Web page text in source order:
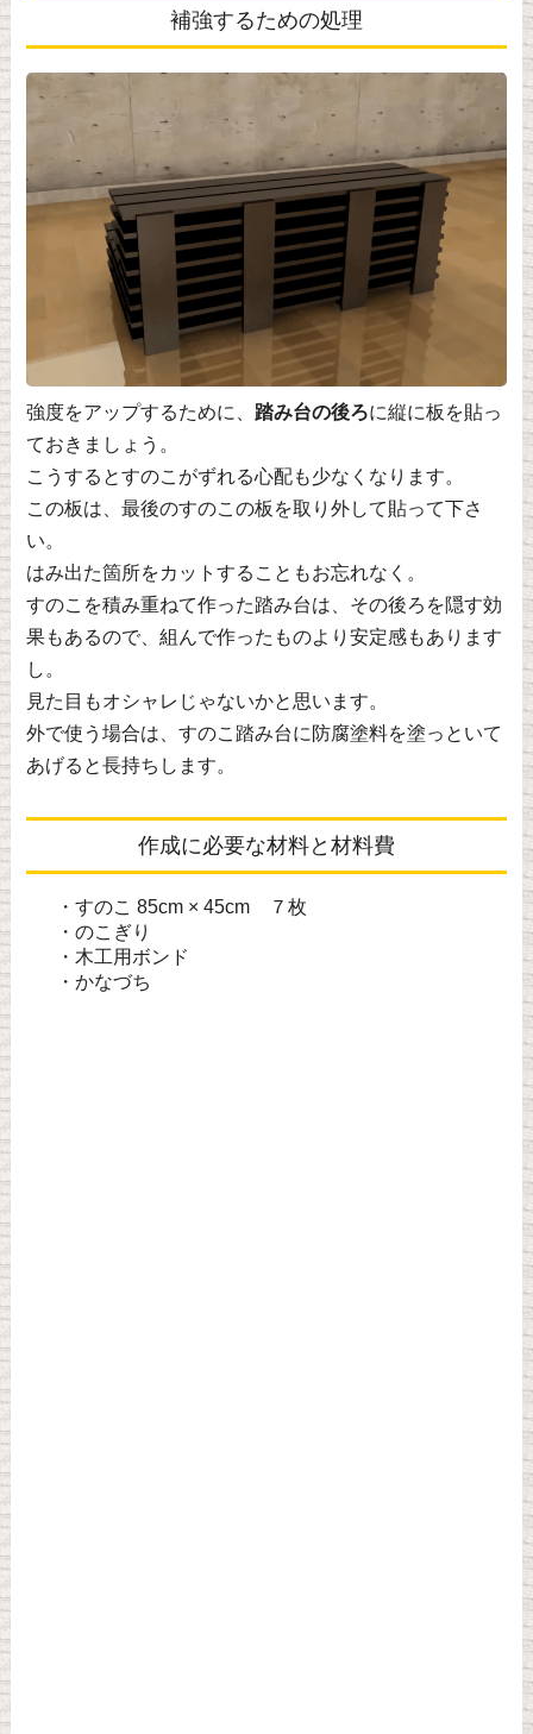
補強するための処理
強度をアップするために、 踏み台の後ろに縦に板を貼っ
ておきましょう。
こうするとすのこがずれる心配も少なくなります。
この板は、最後のすのこの板を取り外して貼って下さ
い。
はみ出た箇所をカットすることもお忘れなく。
すのこを積み重ねて作った踏み台は、その後ろを隠す効
果もあるので、組んで作ったものより安定感もあります
し。
見た目もオシャレじゃないかと思います。
外で使う場合は、すのこ踏み台に防腐塗料を塗っといて
あげると長持ちします。
作成に必要な材料と材料費
・すのこ 85cm × 45cm ７枚
・のこぎり
・木工用ボンド
・かなづち